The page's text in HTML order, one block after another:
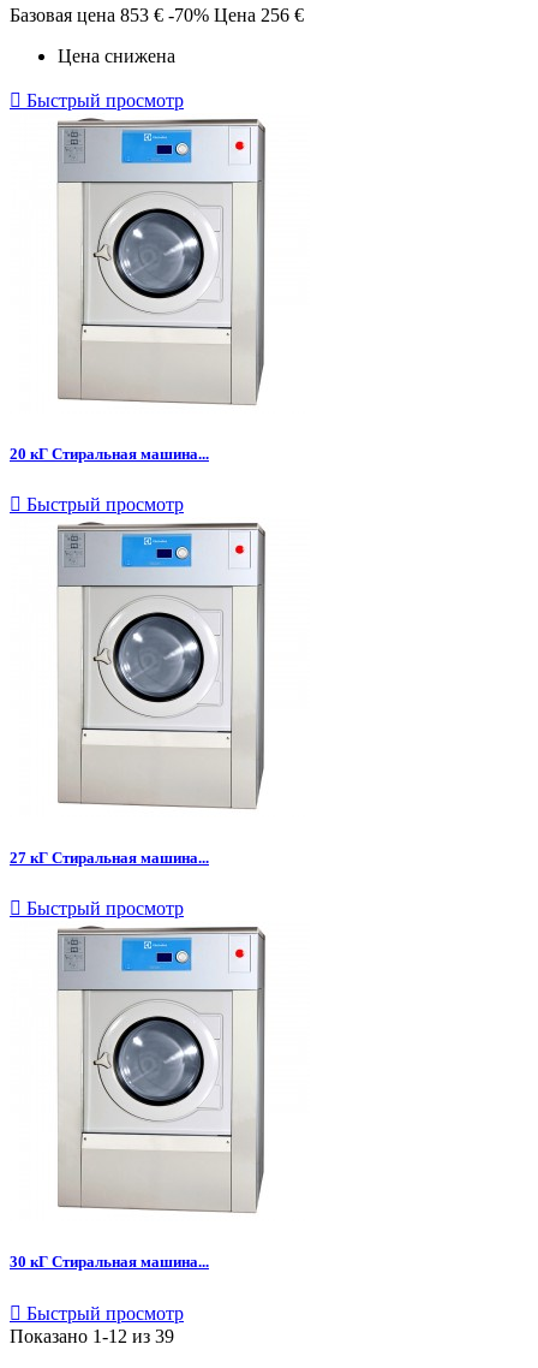
Базовая цена 853 € -70% Цена 256 €
Цена снижена
 Быстрый просмотр
20 кГ Стиральная машина...
 Быстрый просмотр
27 кГ Стиральная машина...
 Быстрый просмотр
30 кГ Стиральная машина...
 Быстрый просмотр
Показано 1-12 из 39